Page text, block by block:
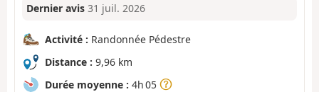
Dernier avis 31 juil. 2026
Activité : Randonnée Pédestre
Distance : 9,96 km
Durée moyenne : 4h 05